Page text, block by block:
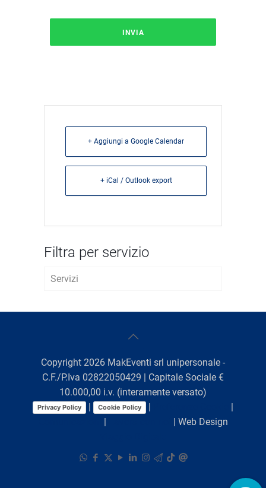
+ Aggiungi a Google Calendar
+ iCal / Outlook export
Filtra per servizio
Servizi
FISCALE E TRIBUTARIO
LAVORO E WELFARE
CREDITO E BANDI
AMBIENTE, SICUREZZA E IGIENE
DEGLI ALIMENTI
MARKETING E PROMOZIONE
Copyright 2026 MakEventi srl unipersonale -
C.F./P.Iva 02822050429 | Capitale Sociale €
10.000,00 i.v. (interamente versato)
Privacy Policy | Cookie Policy |
|
|
| Web Design